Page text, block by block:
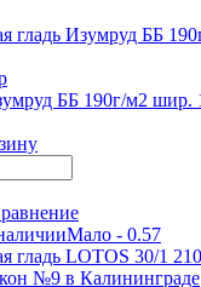
ББ 190г/м2 шир.
Мало - 0.57